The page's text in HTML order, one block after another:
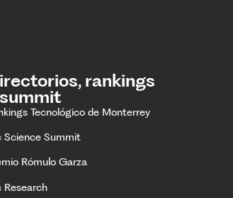
rankings
Tecnológico de Monterrey
Science Summit
Rómulo Garza
Research